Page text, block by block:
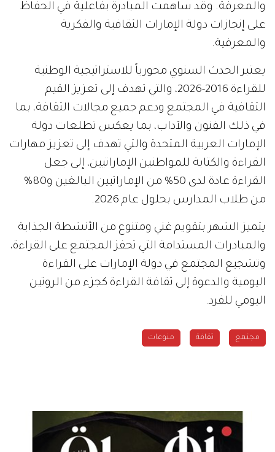
والمعرفة. وقد ساهمت المبادرة بفاعلية في الحفاظ
على إنجازات دولة الإمارات الثقافية والفكرية
والمعرفية.
يعتبر الحدث السنوي محورياً للاستراتيجية الوطنية
للقراءة 2016-2026، والتي تهدف إلى تعزيز القيم
الثقافية في المجتمع ودعم جميع مجالات الثقافة، بما
في ذلك الفنون والآداب، بما يعكس تطلعات دولة
الإمارات العربية المتحدة والتي تهدف إلى تعزيز مهارات
القراءة والكتابة للمواطنين الإماراتيين، إلى جعل
القراءة عادة لدى 50٪ من الإماراتيين البالغين و80٪
من طلاب المدارس بحلول عام 2026.
يتميز الشهر بتقويم غني ومتنوع من الأنشطة الجذابة
والمبادرات المستدامة التي تحفز المجتمع على القراءة،
وتشجيع المجتمع في دولة الإمارات على القراءة
اليومية والدعوة إلى ثقافة القراءة كجزء من الروتين
اليومي للفرد.
مجتمع ثقافة منوعات